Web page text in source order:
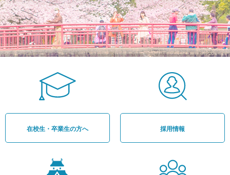
在校生・卒業生の方へ 採用情報